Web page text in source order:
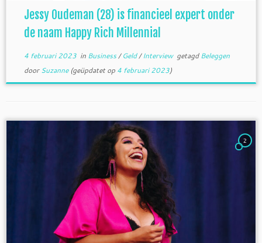
Jessy Oudeman (28) is financieel expert onder
de naam Happy Rich Millennial
4 februari 2023in Business/Geld/Interview getagdBeleggen
doorSuzanne(geüpdatet op 4 februari 2023)
2